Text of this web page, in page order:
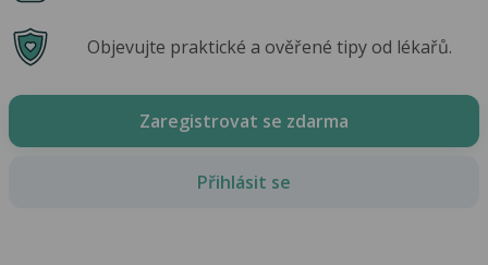
Objevujte praktické a ověřené tipy od lékařů.
Zaregistrovat se zdarma
Přihlásit se